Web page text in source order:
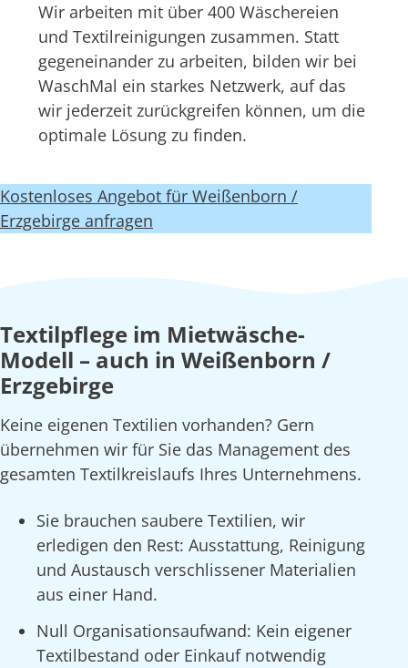
Wir arbeiten mit über 400 Wäschereien
und Textilreinigungen zusammen. Statt
gegeneinander zu arbeiten, bilden wir bei
WaschMal ein starkes Netzwerk, auf das
wir jederzeit zurückgreifen können, um die
optimale Lösung zu finden.
Kostenloses Angebot für Weißenborn /
Erzgebirge anfragen
Textilpflege im Mietwäsche-
Modell – auch in Weißenborn /
Erzgebirge
Keine eigenen Textilien vorhanden? Gern
übernehmen wir für Sie das Management des
gesamten Textilkreislaufs Ihres Unternehmens.
Sie brauchen saubere Textilien, wir
erledigen den Rest: Ausstattung, Reinigung
und Austausch verschlissener Materialien
aus einer Hand.
Null Organisationsaufwand: Kein eigener
Textilbestand oder Einkauf notwendig